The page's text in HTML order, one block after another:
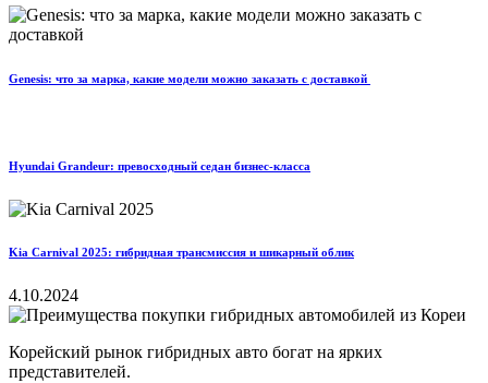
Genesis: что за марка, какие модели можно заказать с доставкой
Hyundai Grandeur: превосходный седан бизнес-класса
Kia Carnival 2025: гибридная трансмиссия и шикарный облик
4.10.2024
Корейский рынок гибридных авто богат на ярких
представителей.